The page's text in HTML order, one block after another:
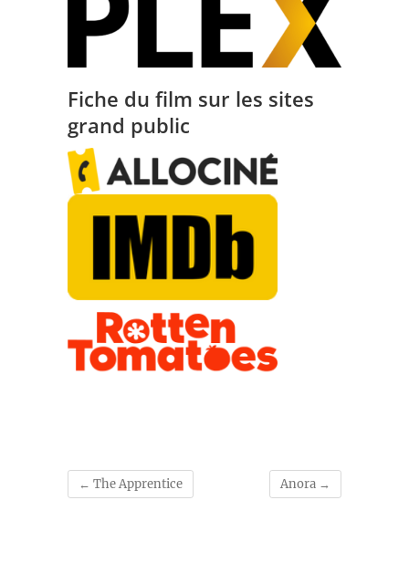
Fiche du film sur les sites
grand public
← The Apprentice Anora →